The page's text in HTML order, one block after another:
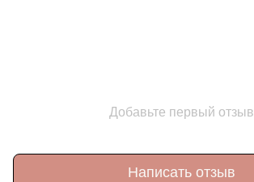
Добавьте первый отзыв
Написать отзыв